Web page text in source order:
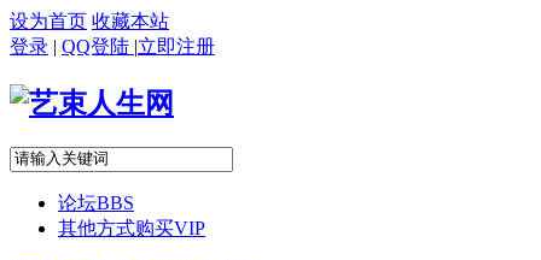
设为首页 收藏本站
登录 | QQ登陆 |立即注册
论坛BBS
其他方式购买VIP